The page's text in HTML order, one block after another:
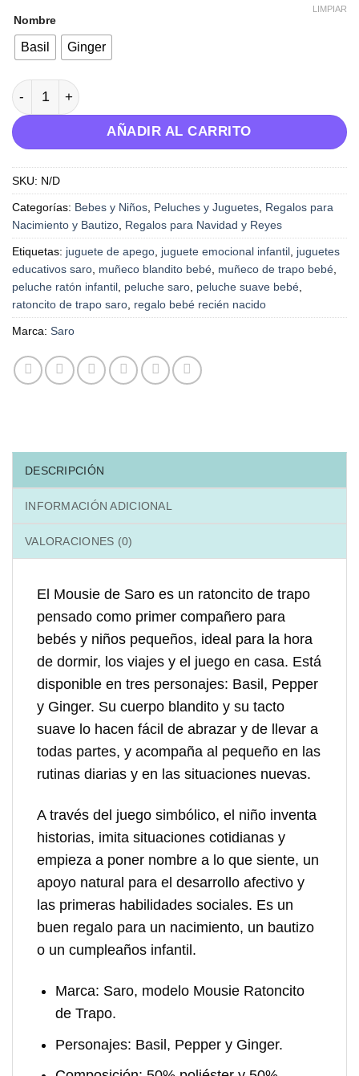
Nombre
Basil Ginger
LIMPIAR
Mousie - Ratoncito de trapo - Saro cantidad
AÑADIR AL CARRITO
SKU: N/D
Categorías: Bebes y Niños, Peluches y Juguetes, Regalos para
Nacimiento y Bautizo, Regalos para Navidad y Reyes
Etiquetas: juguete de apego, juguete emocional infantil, juguetes
educativos saro, muñeco blandito bebé, muñeco de trapo bebé,
peluche ratón infantil, peluche saro, peluche suave bebé,
ratoncito de trapo saro, regalo bebé recién nacido
Marca: Saro
DESCRIPCIÓN
INFORMACIÓN ADICIONAL
VALORACIONES (0)
El Mousie de Saro es un ratoncito de trapo
pensado como primer compañero para
bebés y niños pequeños, ideal para la hora
de dormir, los viajes y el juego en casa. Está
disponible en tres personajes: Basil, Pepper
y Ginger. Su cuerpo blandito y su tacto
suave lo hacen fácil de abrazar y de llevar a
todas partes, y acompaña al pequeño en las
rutinas diarias y en las situaciones nuevas.
A través del juego simbólico, el niño inventa
historias, imita situaciones cotidianas y
empieza a poner nombre a lo que siente, un
apoyo natural para el desarrollo afectivo y
las primeras habilidades sociales. Es un
buen regalo para un nacimiento, un bautizo
o un cumpleaños infantil.
Marca: Saro, modelo Mousie Ratoncito
de Trapo.
Personajes: Basil, Pepper y Ginger.